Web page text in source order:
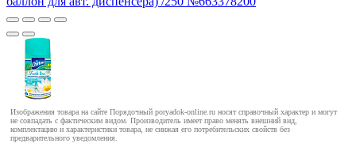
Изображения товара на сайте Порядочный poryadok-online.ru носят справочный характер и могут
не совпадать с фактическим видом. Производитель имеет право менять внешний вид,
комплектацию и характеристики товара, не снижая его потребительских свойств без
предварительного уведомления.